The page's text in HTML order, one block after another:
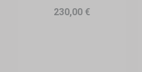
230,00 €